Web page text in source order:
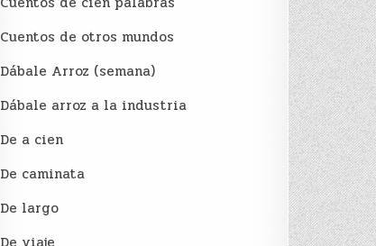
Cuentos de otros mundos
Dábale Arroz (semana)
Dábale arroz a la industria
De a cien
De caminata
De largo